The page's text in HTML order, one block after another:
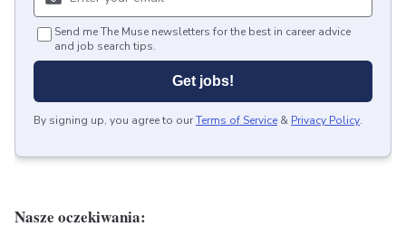
Send me The Muse newsletters for the best in career advice
and job search tips.
Get jobs!
By signing up, you agree to ourTerms of Service & Privacy Policy.
Nasze oczekiwania: